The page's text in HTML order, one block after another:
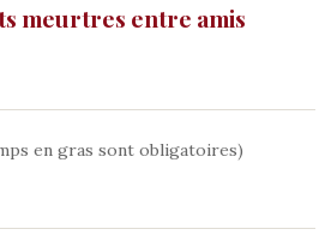
meurtres entre amis
en gras sont obligatoires)